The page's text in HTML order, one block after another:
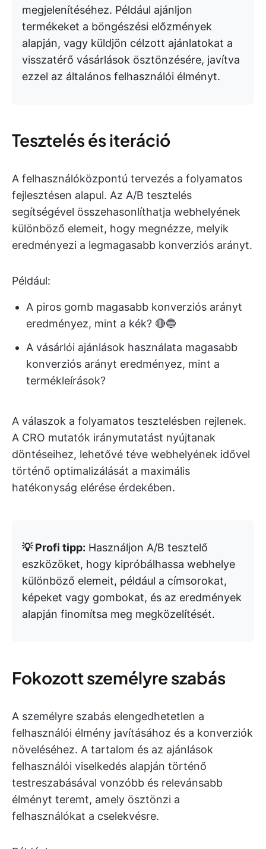
megjelenítéséhez. Például ajánljon
termékeket a böngészési előzmények
alapján, vagy küldjön célzott ajánlatokat a
visszatérő vásárlások ösztönzésére, javítva
ezzel az általános felhasználói élményt.
Tesztelés és iteráció
A felhasználóközpontú tervezés a folyamatos
fejlesztésen alapul. Az A/B tesztelés
segítségével összehasonlíthatja webhelyének
különböző elemeit, hogy megnézze, melyik
eredményezi a legmagasabb konverziós arányt.
Például:
A piros gomb magasabb konverziós arányt
eredményez, mint a kék? 🔴🔵
A vásárlói ajánlások használata magasabb
konverziós arányt eredményez, mint a
termékleírások?
A válaszok a folyamatos tesztelésben rejlenek.
A CRO mutatók iránymutatást nyújtanak
döntéseihez, lehetővé téve webhelyének idővel
történő optimalizálását a maximális
hatékonyság elérése érdekében.
💡 Profi tipp: Használjon A/B tesztelő
eszközöket, hogy kipróbálhassa webhelye
különböző elemeit, például a címsorokat,
képeket vagy gombokat, és az eredmények
alapján finomítsa meg megközelítését.
Fokozott személyre szabás
A személyre szabás elengedhetetlen a
felhasználói élmény javításához és a konverziók
növeléséhez. A tartalom és az ajánlások
felhasználói viselkedés alapján történő
testreszabásával vonzóbb és relevánsabb
élményt teremt, amely ösztönzi a
felhasználókat a cselekvésre.